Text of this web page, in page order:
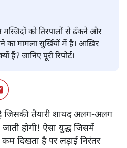
मस्जिदों को तिरपालों से ढँकने और
मामला सुर्खियों में है। आख़िर
जानिए पूरी रिपोर्ट।
तैयारी शायद अलग-अलग
होगी! ऐसा युद्ध जिसमें
दिखता है पर लड़ाई निरंतर